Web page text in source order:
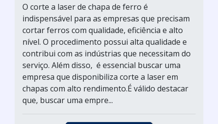
O corte a laser de chapa de ferro é
indispensável para as empresas que precisam
cortar ferros com qualidade, eficiência e alto
nível. O procedimento possui alta qualidade e
contribui com as indústrias que necessitam do
serviço. Além disso, é essencial buscar uma
empresa que disponibiliza corte a laser em
chapas com alto rendimento.É válido destacar
que, buscar uma empre...